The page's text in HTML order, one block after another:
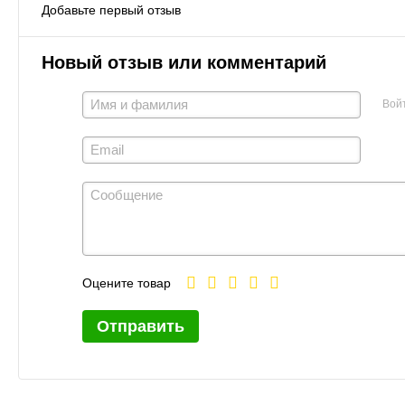
Добавьте первый отзыв
Новый отзыв или комментарий
Оцените товар
Отправить